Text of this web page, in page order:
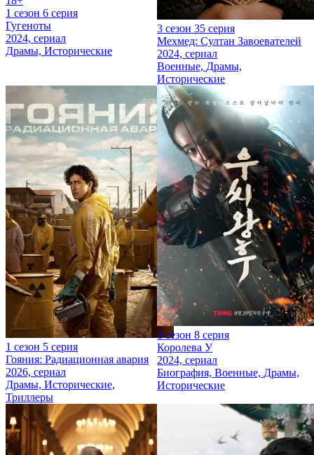
1 сезон 6 серия
Гугеноты
2024, сериал
Драмы, Исторические
3 сезон 35 серия
Мехмед: Султан Завоевателей
2024, сериал
Военные, Драмы,
Исторические
1 сезон 5 серия
Гояния: Радиационная авария
2026, сериал
Драмы, Исторические,
Триллеры
1 сезон 8 серия
Королева У
2024, сериал
Биография, Военные, Драмы,
Исторические